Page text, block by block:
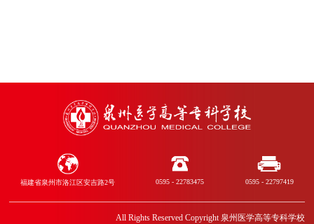
福建省泉州市洛江区安吉路2号 0595 - 22783475 0595 - 22797419
All Rights Reserved Copyright 泉州医学高等专科学校